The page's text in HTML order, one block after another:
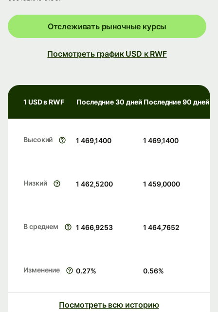
Отслеживать рыночные курсы
Посмотреть график USD к RWF
1 USD в RWF Последние 30 дней Последние 90 дней
Высокий 1 469,1400 1 469,1400
Низкий 1 462,5200 1 459,0000
В среднем 1 466,9253 1 464,7652
Изменение 0.27% 0.56%
Посмотреть всю историю